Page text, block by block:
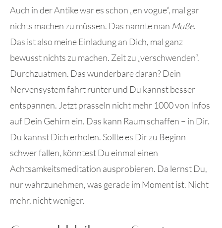
Auch in der Antike war es schon „en vogue“, mal gar
nichts machen zu müssen. Das nannte man Muße.
Das ist also meine Einladung an Dich, mal ganz
bewusst nichts zu machen. Zeit zu „verschwenden“.
Durchzuatmen. Das wunderbare daran? Dein
Nervensystem fährt runter und Du kannst besser
entspannen. Jetzt prasseln nicht mehr 1000 von Infos
auf Dein Gehirn ein. Das kann Raum schaffen – in Dir.
Du kannst Dich erholen. Sollte es Dir zu Beginn
schwer fallen, könntest Du einmal einen
Achtsamkeitsmeditation ausprobieren. Da lernst Du,
nur wahrzunehmen, was gerade im Moment ist. Nicht
mehr, nicht weniger.